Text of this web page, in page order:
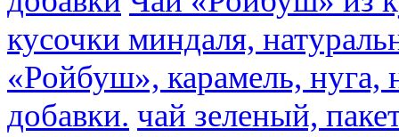
кусочки миндаля,
«Ройбуш», карамель, нуга,
добавки. чай зеленый,